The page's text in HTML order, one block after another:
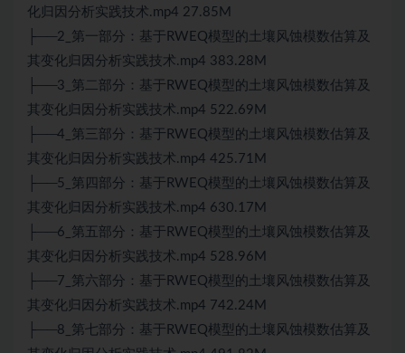
化归因分析实践技术.mp4 27.85M
├──2_第一部分：基于RWEQ模型的土壤风蚀模数估算及
其变化归因分析实践技术.mp4 383.28M
├──3_第二部分：基于RWEQ模型的土壤风蚀模数估算及
其变化归因分析实践技术.mp4 522.69M
├──4_第三部分：基于RWEQ模型的土壤风蚀模数估算及
其变化归因分析实践技术.mp4 425.71M
├──5_第四部分：基于RWEQ模型的土壤风蚀模数估算及
其变化归因分析实践技术.mp4 630.17M
├──6_第五部分：基于RWEQ模型的土壤风蚀模数估算及
其变化归因分析实践技术.mp4 528.96M
├──7_第六部分：基于RWEQ模型的土壤风蚀模数估算及
其变化归因分析实践技术.mp4 742.24M
├──8_第七部分：基于RWEQ模型的土壤风蚀模数估算及